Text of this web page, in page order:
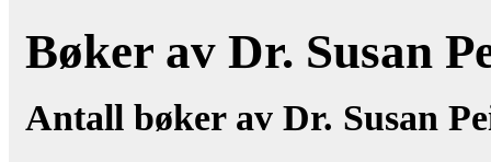
Bøker av Dr. Susan
Antall bøker av Dr. Susan